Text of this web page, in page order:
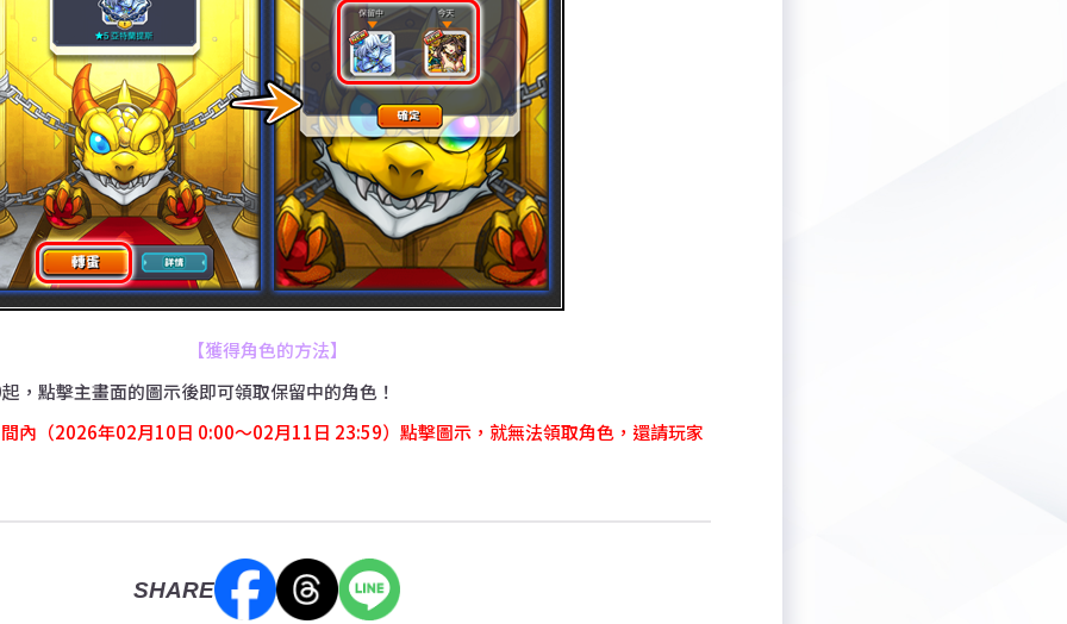
【獲得角色的方法】
，點擊主畫面的圖示後即可領取保留中的角色！
內（2026年02月10日 0:00～02月11日 23:59）點擊圖示，就無法領取角色，還請玩家
SHARE